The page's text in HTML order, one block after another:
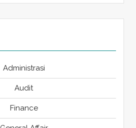
Administrasi
Audit
Finance